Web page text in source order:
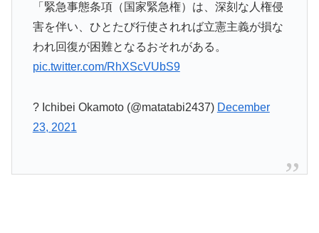
「緊急事態条項（国家緊急権）は、深刻な人権侵
害を伴い、ひとたび行使されれば立憲主義が損な
われ回復が困難となるおそれがある。
pic.twitter.com/RhXScVUbS9
? Ichibei Okamoto (@matatabi2437) December
23, 2021